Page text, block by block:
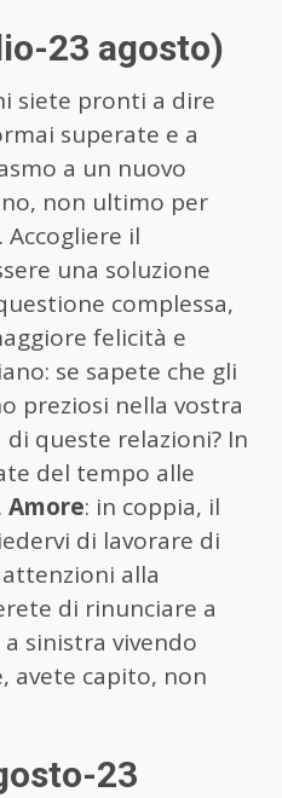
23 agosto)
siete pronti a dire
superate e a
a un nuovo
non ultimo per
il
una soluzione
complessa,
felicità e
se sapete che gli
preziosi nella vostra
queste relazioni? In
del tempo alle
Amore: in coppia, il
di lavorare di
alla
di rinunciare a
sinistra vivendo
avete capito, non
23